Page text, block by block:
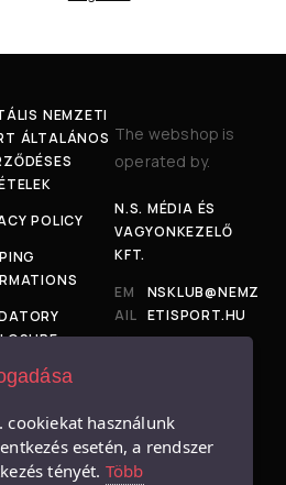
NEMZETI
ÁLTALÁNOS
POLICY
The webshop is
operated by.
N.S. MÉDIA ÉS
VAGYONKEZELŐ
KFT.
EM
AIL
:
NSKLUB@NEMZ
ETISPORT.HU
128.
cookiekat használunk
esetén, a rendszer
tényét. Több